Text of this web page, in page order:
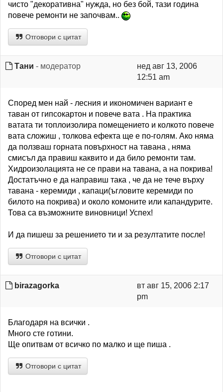
чисто "декоративна" нужда, но без бой, тази година
повече ремонти не започвам..
Отговори с цитат
Тани - модератор
нед авг 13, 2006
12:51 am
Според мен най - лесния и икономичен вариант е
таван от гипсокартон и повече вата . На практика
ватата ти топлоизолира помещението и колкото повече
вата сложиш , толкова ефекта ще е по-голям. Ако няма
да ползваш горната повърхност на тавана , няма
смисъл да правиш каквито и да било ремонти там.
Хидроизолацията не се прави на тавана, а на покрива!
Достатъчно е да направиш така , че да не тече върху
тавана - керемиди , капаци(ъгловите керемиди по
билото на покрива) и около комоните или капандурите.
Това са възможните виновници! Успех!
И да пишеш за решението ти и за резултатите после!
Отговори с цитат
birazagorka
вт авг 15, 2006 2:17
pm
Благодаря на всички .
Много сте готини.
Ще опитвам от всичко по малко и ще пиша .
Отговори с цитат